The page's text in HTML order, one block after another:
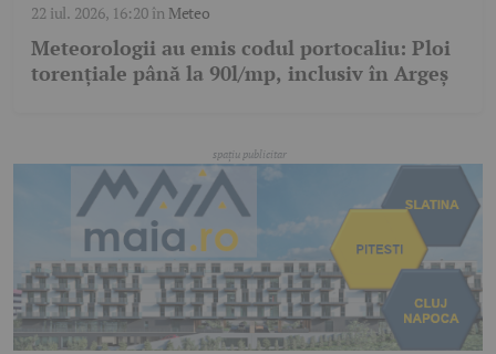
22 iul. 2026, 16:20în Meteo
Meteorologii au emis codul portocaliu: Ploi
torențiale până la 90l/mp, inclusiv în Argeș